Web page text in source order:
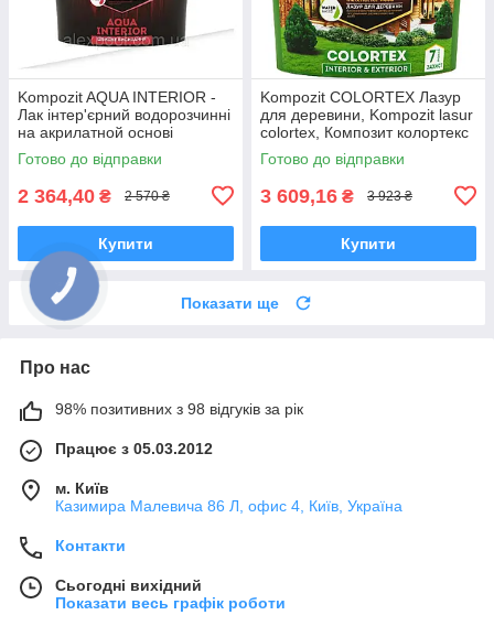
Kompozit AQUA INTERIOR -
Лак інтер'єрний водорозчинні
на акрилатной основі
Готово до відправки
2 364,40 ₴ 2 570 ₴
Купити
Kompozit COLORTEX Лазур
для деревини, Kompozit lasur
colortex, Композит колортекс
Готово до відправки
3 609,16 ₴ 3 923 ₴
Купити
Показати ще
Про нас
98% позитивних з 98 відгуків за рік
Працює з 05.03.2012
м. Київ
Казимира Малевича 86 Л, офис 4, Київ, Україна
Контакти
Сьогодні вихідний
Показати весь графік роботи